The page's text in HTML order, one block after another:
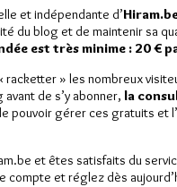
et indépendante d’
du blog et de maintenir sa
est très minime : 20 €
racketter » les nombreux
de s’y abonner, la
pouvoir gérer ces gratuits et
et êtes satisfaits du
compte et réglez dès